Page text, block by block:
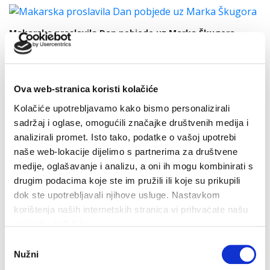
Ova web-stranica koristi kolačiće
Kolačiće upotrebljavamo kako bismo personalizirali
sadržaj i oglase, omogućili značajke društvenih medija i
analizirali promet. Isto tako, podatke o vašoj upotrebi
naše web-lokacije dijelimo s partnerima za društvene
medije, oglašavanje i analizu, a oni ih mogu kombinirati s
drugim podacima koje ste im pružili ili koje su prikupili
dok ste upotrebljavali njihove usluge. Nastavkom
korištenja naših internetskih stranica vi prihvaćate našu
pristanka
Nužni
Makarska proslavila Dan pobjede uz Marka Škugora
6. kolovoza 2026.
Dan pobjede i domovinske zahvalnosti i Dan hrvatskih
branitelja: Program obilježavanja u Makarskoj
4. kolovoza 2026.
U petak 7. kolovoza besplatan ulaz u Veliki Kaštel u
Kotišini